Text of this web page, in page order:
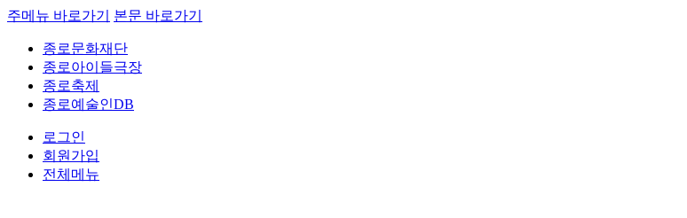
주메뉴 바로가기 본문 바로가기
종로문화재단
종로아이들극장
종로축제
종로예술인DB
로그인
회원가입
전체메뉴